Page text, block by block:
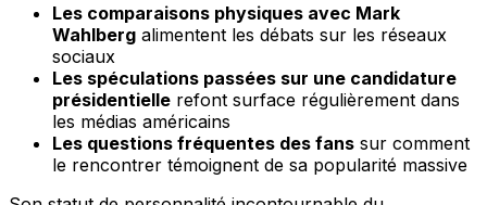
Les comparaisons physiques avec Mark
Wahlberg alimentent les débats sur les réseaux
sociaux
Les spéculations passées sur une candidature
présidentielle refont surface régulièrement dans
les médias américains
Les questions fréquentes des fans sur comment
le rencontrer témoignent de sa popularité massive